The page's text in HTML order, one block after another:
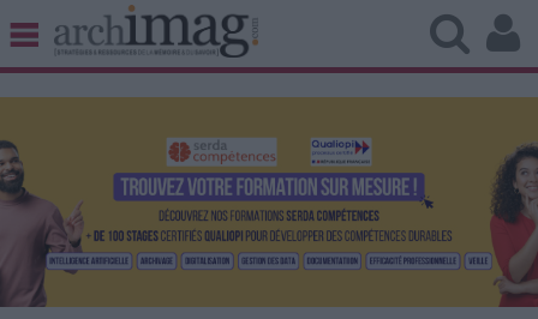
BIBLIOTHÈQUE ÉDITION
UNIVERS DATA
TRAVAIL COLLABORATIF
VIE NUMÉRIQUE
NUMÉRIQUE RESPONSABLE